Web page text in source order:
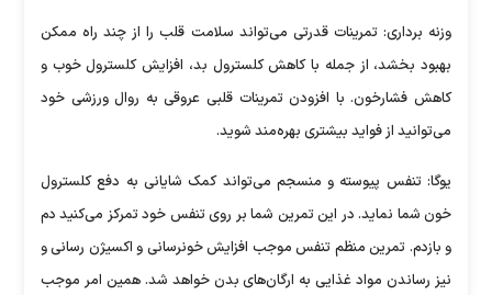
وزنه برداری: تمرینات قدرتی می‌تواند سلامت قلب را از چند راه ممکن
بهبود بخشد، از جمله با کاهش کلسترول بد، افزایش کلسترول خوب و
کاهش فشارخون. با افزودن تمرینات قلبی عروقی به روال ورزشی خود
می‌توانید از فواید بیشتری بهره‌مند شوید.
یوگا: تنفس پیوسته و منسجم می‌تواند کمک شایانی به دفع کلسترول
خون شما نماید. در این تمرین شما بر روی تنفس خود تمرکز می‌کنید دم
و بازدم. تمرین منظم تنفس موجب افزایش خونرسانی و اکسیژن رسانی و
نیز رساندن مواد غذایی به ارگان‌های بدن خواهد شد. همین امر موجب